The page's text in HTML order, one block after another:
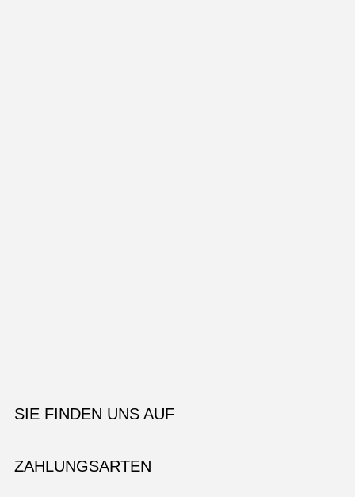
SIE FINDEN UNS AUF
ZAHLUNGSARTEN